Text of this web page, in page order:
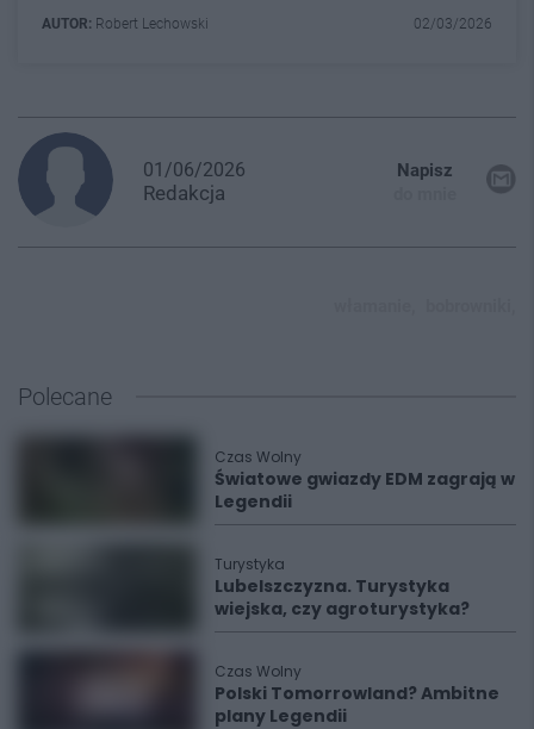
AUTOR: Robert Lechowski 02/03/2026
01/06/2026
Redakcja
Napisz
Polecane
Czas Wolny
Światowe gwiazdy EDM zagrają w
Legendii
Turystyka
Lubelszczyzna. Turystyka
wiejska, czy agroturystyka?
Czas Wolny
Polski Tomorrowland? Ambitne
plany Legendii